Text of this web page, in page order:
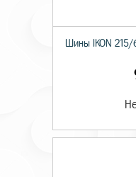
Шины IKON 215/